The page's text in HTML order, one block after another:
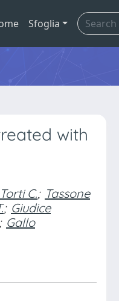
Sfoglia
with
Torti C.; Tassone
; Giudice
; Gallo